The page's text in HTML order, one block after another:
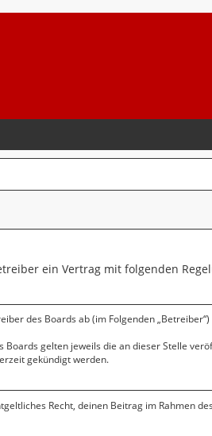
ein Vertrag mit folgenden
des Boards ab (im Folgenden
gelten jeweils die an dieser Stelle
gekündigt werden.
Recht, deinen Beitrag im Rahmen